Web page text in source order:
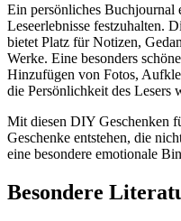
Ein persönliches Buchjournal
Leseerlebnisse festzuhalten.
bietet Platz für Notizen,
Werke. Eine besonders
Hinzufügen von Fotos,
die Persönlichkeit des Lesers
Mit diesen DIY Geschenken
Geschenke entstehen, die
eine besondere emotionale
Besondere